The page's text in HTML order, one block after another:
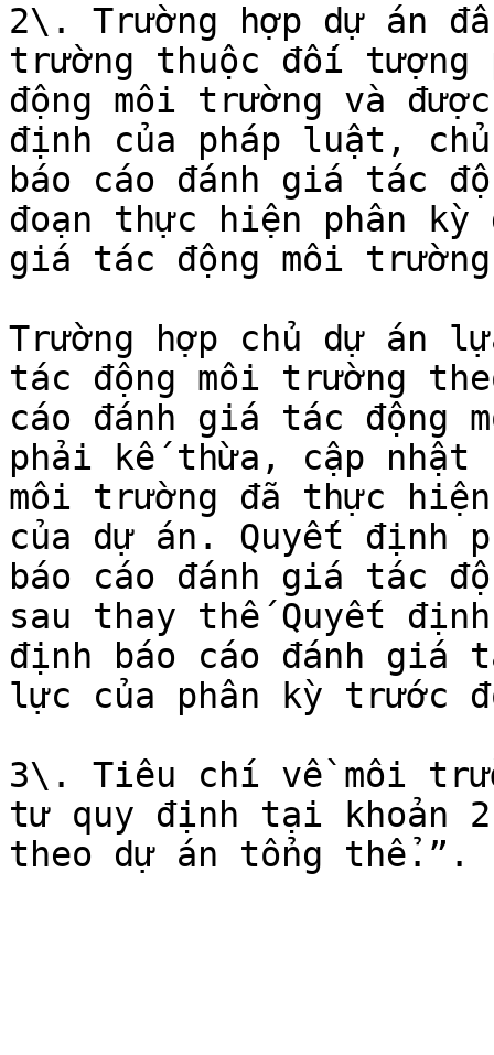
2\. Trường hợp dự án
trường thuộc đối
động môi trường và
định của pháp luật,
báo cáo đánh giá tác
đoạn thực hiện phân kỳ
giá tác động môi
Trường hợp chủ dự án
tác động môi trường
cáo đánh giá tác động
phải kế thừa, cập nhật
môi trường đã thực
của dự án. Quyết định
báo cáo đánh giá tác
sau thay thế Quyết
định báo cáo đánh giá
lực của phân kỳ trước
3\. Tiêu chí về môi
tư quy định tại khoản